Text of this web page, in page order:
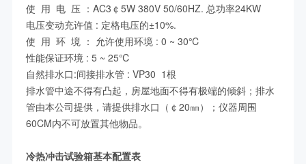
使 用 电 压 ：AC3￠5W 380V 50/60HZ. 总功率24KW
电压变动充许值 : 定格电压的±10%.
使 用 环 境 ： 允许使用环境 : 0 ~ 30℃
性能保证环境 : 5 ~ 25℃
自然排水口:间接排水管 : VP30 1根
排水管中途不得有凸起，房屋地面不得有极端的倾斜；排水
管由本公司提供，请提供排水口（￠20㎜）；仪器周围
60CM内不可放置其他物品。
冷热冲击试验箱基本配置表